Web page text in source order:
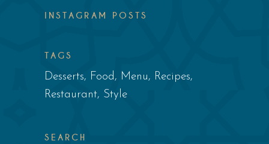
INSTAGRAM POSTS
TAGS
Desserts Food Menu
Recipes
Restaurant Style
SEARCH